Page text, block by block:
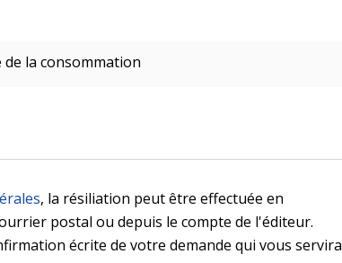
de la consommation
, la résiliation peut être effectuée en
postal ou depuis le compte de l'éditeur.
écrite de votre demande qui vous servira